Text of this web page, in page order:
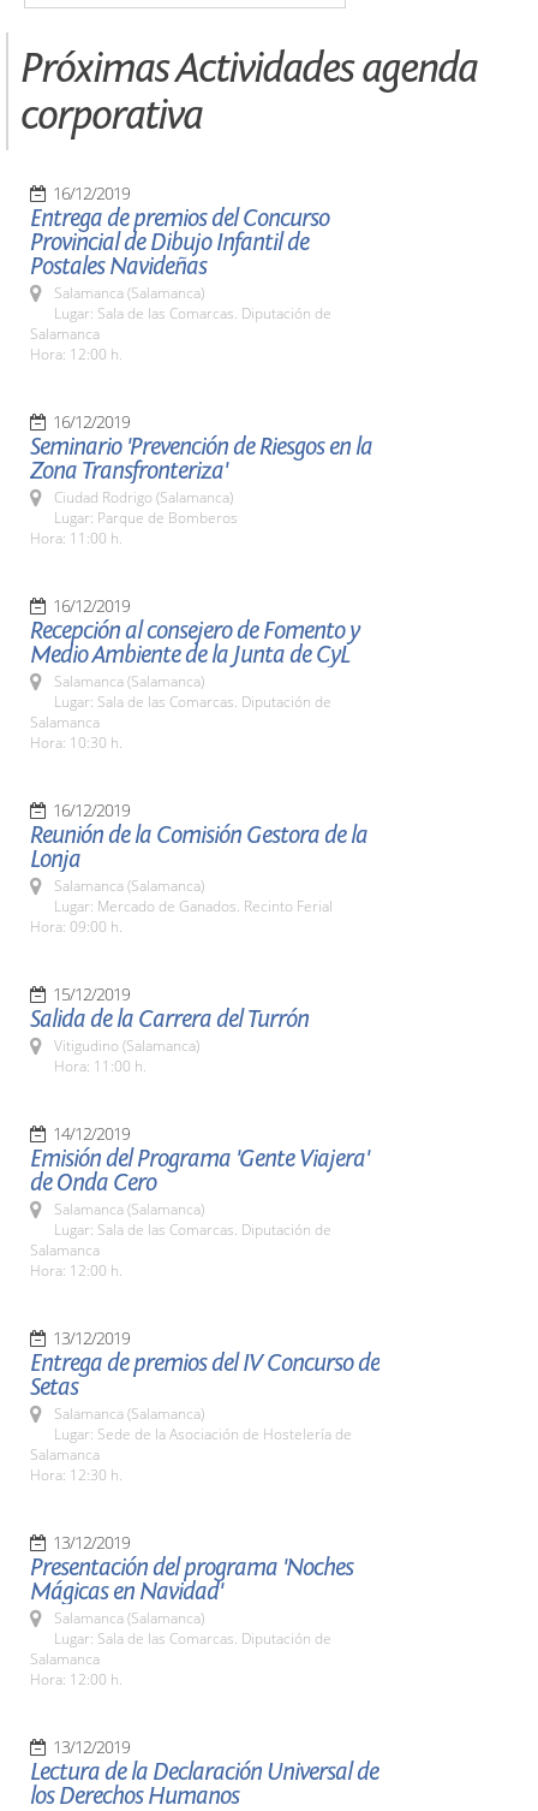
Próximas Actividades agenda
corporativa
16/12/2019
Entrega de premios del Concurso
Provincial de Dibujo Infantil de
Postales Navideñas
Salamanca (Salamanca)
Lugar: Sala de las Comarcas. Diputación de
Salamanca
Hora: 12:00 h.
16/12/2019
Seminario 'Prevención de Riesgos en la
Zona Transfronteriza'
Ciudad Rodrigo (Salamanca)
Lugar: Parque de Bomberos
Hora: 11:00 h.
16/12/2019
Recepción al consejero de Fomento y
Medio Ambiente de la Junta de CyL
Salamanca (Salamanca)
Lugar: Sala de las Comarcas. Diputación de
Salamanca
Hora: 10:30 h.
16/12/2019
Reunión de la Comisión Gestora de la
Lonja
Salamanca (Salamanca)
Lugar: Mercado de Ganados. Recinto Ferial
Hora: 09:00 h.
15/12/2019
Salida de la Carrera del Turrón
Vitigudino (Salamanca)
Hora: 11:00 h.
14/12/2019
Emisión del Programa 'Gente Viajera'
de Onda Cero
Salamanca (Salamanca)
Lugar: Sala de las Comarcas. Diputación de
Salamanca
Hora: 12:00 h.
13/12/2019
Entrega de premios del IV Concurso de
Setas
Salamanca (Salamanca)
Lugar: Sede de la Asociación de Hostelería de
Salamanca
Hora: 12:30 h.
13/12/2019
Presentación del programa 'Noches
Mágicas en Navidad'
Salamanca (Salamanca)
Lugar: Sala de las Comarcas. Diputación de
Salamanca
Hora: 12:00 h.
13/12/2019
Lectura de la Declaración Universal de
los Derechos Humanos